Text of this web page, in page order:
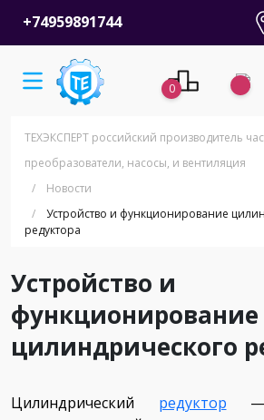
+74959891744
0
ТЕХЭКСПЕРТ российский производитель
преобразователи, насосы, и вентиляция
/
Новости
/
Устройство и функционирование
редуктора
Устройство и
функционирование
цилиндрического
Цилиндрический редуктор —